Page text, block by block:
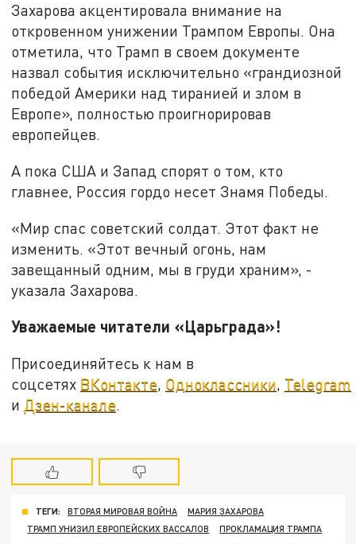
Захарова акцентировала внимание на
откровенном унижении Трампом Европы. Она
отметила, что Трамп в своем документе
назвал события исключительно «грандиозной
победой Америки над тиранией и злом в
Европе», полностью проигнорировав
европейцев.
А пока США и Запад спорят о том, кто
главнее, Россия гордо несет Знамя Победы.
«Мир спас советский солдат. Этот факт не
изменить. «Этот вечный огонь, нам
завещанный одним, мы в груди храним», -
указала Захарова.
Уважаемые читатели «Царьграда»!
Присоединяйтесь к нам в
соцсетях ВКонтакте, Одноклассники, Telegram
и Дзен-канале.
ТЕГИ: ВТОРАЯ МИРОВАЯ ВОЙНА
МАРИЯ ЗАХАРОВА
ТРАМП УНИЗИЛ ЕВРОПЕЙСКИХ ВАССАЛОВ
ПРОКЛАМАЦИЯ ТРАМПА